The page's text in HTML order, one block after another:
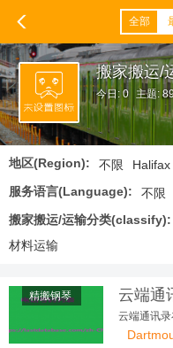
全部
搬家搬运/
今日: 0 主题: 89
地区(Region): 不限 Halifax
服务语言(Language):
不限
搬家搬运/运输分类(classify):
材料运输
精搬钢琴
云端通
码列表
云端通讯